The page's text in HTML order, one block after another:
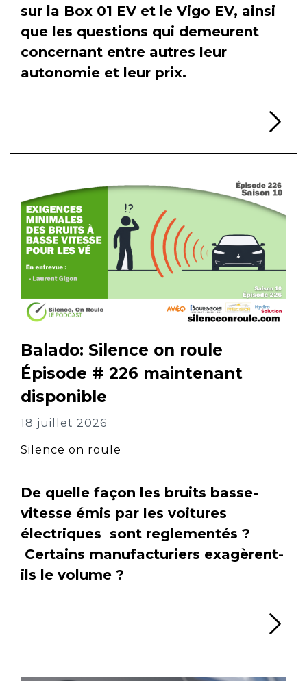
sur la Box 01 EV et le Vigo EV, ainsi
que les questions qui demeurent
concernant entre autres leur
autonomie et leur prix.
Balado: Silence on roule
Épisode # 226 maintenant
disponible
18 juillet 2026
Silence on roule
De quelle façon les bruits basse-
vitesse émis par les voitures
électriques sont reglementés ?
Certains manufacturiers exagèrent-
ils le volume ?